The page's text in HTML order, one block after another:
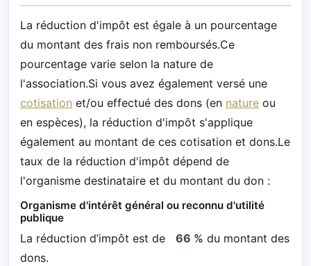
La réduction d'impôt est égale à un pourcentage
du montant des frais non remboursés.Ce
pourcentage varie selon la nature de
l'association.Si vous avez également versé une
cotisation et/ou effectué des dons (en nature ou
en espèces), la réduction d'impôt s'applique
également au montant de ces cotisation et dons.Le
taux de la réduction d'impôt dépend de
l'organisme destinataire et du montant du don :
Organisme d'intérêt général ou reconnu d'utilité
publique
La réduction d’impôt est de 66 % du montant des
dons.